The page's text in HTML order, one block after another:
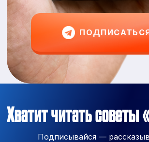
Хватит читать советы
Подписывайся —